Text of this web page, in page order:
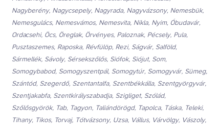
Nagyberény, Nagycsepely, Nagyrada, Nagyvázsony, Nemesbük,
Nemesgulács, Nemesvámos, Nemesvita, Nikla, Nyim, Óbudavár,
Ordacsehi, Öcs, Öreglak, Örvényes, Paloznak, Pécsely, Pula,
Pusztaszemes, Raposka, Révfülöp, Rezi, Ságvár, Salföld,
Sármellék, Sávoly, Sérsekszőlős, Siófok, Siójut, Som,
Somogybabod, Somogyszentpál, Somogytúr, Somogyvár, Sümeg,
Szántód, Szegerdő, Szentantalfa, Szentbékkálla, Szentgyörgyvár,
Szentjakabfa, Szentkirályszabadja, Szigliget, Szólád,
Szőlősgyörök, Tab, Tagyon, Taliándörögd, Tapolca, Táska, Teleki,
Tihany, Tikos, Torvaj, Tótvázsony, Uzsa, Vállus, Várvölgy, Vászoly,